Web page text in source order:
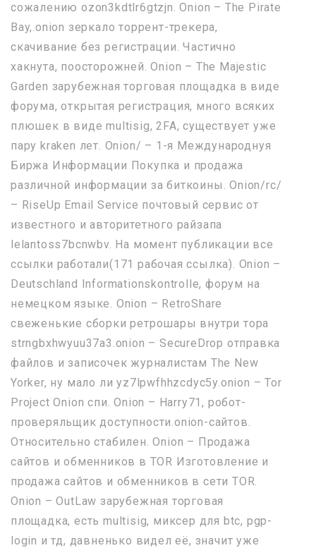
сожалению ozon3kdtlr6gtzjn. Onion – The Pirate
Bay,.onion зеркало торрент-трекера,
скачивание без регистрации. Частично
хакнута, поосторожней. Onion – The Majestic
Garden зарубежная торговая площадка в виде
форума, открытая регистрация, много всяких
плюшек в виде multisig, 2FA, существует уже
пару kraken лет. Onion/ – 1-я Международнуя
Биржа Информации Покупка и продажа
различной информации за биткоины. Onion/rc/
– RiseUp Email Service почтовый сервис от
известного и авторитетного райзапа
lelantoss7bcnwbv. На момент публикации все
ссылки работали(171 рабочая ссылка). Onion –
Deutschland Informationskontrolle, форум на
немецком языке. Onion – RetroShare
свеженькие сборки ретрошары внутри тора
strngbxhwyuu37a3.onion – SecureDrop отправка
файлов и записочек журналистам The New
Yorker, ну мало ли yz7lpwfhhzcdyc5y.onion – Tor
Project Onion спи. Onion – Harry71, робот-
проверяльщик доступности.onion-сайтов.
Относительно стабилен. Onion – Продажа
сайтов и обменников в TOR Изготовление и
продажа сайтов и обменников в сети TOR.
Onion – OutLaw зарубежная торговая
площадка, есть multisig, миксер для btc, pgp-
login и тд, давненько видел её, значит уже